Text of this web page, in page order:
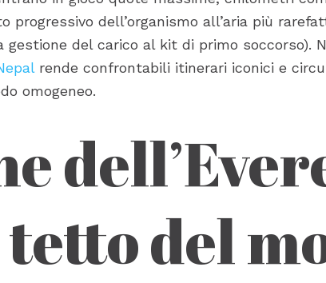
progressivo dell’organismo all’aria più
gestione del carico al kit di primo soccorso).
rende confrontabili itinerari iconici e
omogeneo.
del